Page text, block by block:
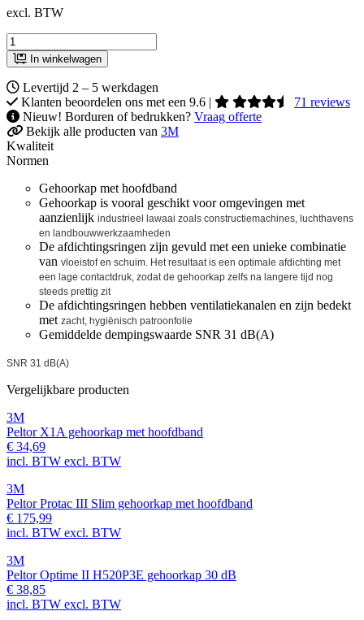
excl. BTW
In winkelwagen
Levertijd 2 – 5 werkdagen
Klanten beoordelen ons met een 9.6 |
71 reviews
Nieuw! Borduren of bedrukken? Vraag offerte
Bekijk alle producten van 3M
Kwaliteit
Normen
Gehoorkap met hoofdband
Gehoorkap is vooral geschikt voor omgevingen met
aanzienlijk industrieel lawaai zoals constructiemachines, luchthavens
en landbouwwerkzaamheden
De afdichtingsringen zijn gevuld met een unieke combinatie
van vloeistof en schuim. Het resultaat is een optimale afdichting met
een lage contactdruk, zodat de gehoorkap zelfs na langere tijd nog
steeds prettig zit
De afdichtingsringen hebben ventilatiekanalen en zijn bedekt
met zacht, hygiënisch patroonfolie
Gemiddelde dempingswaarde SNR 31 dB(A)
SNR 31 dB(A)
Vergelijkbare producten
3M
Peltor X1A gehoorkap met hoofdband
€ 34,69
incl. BTW excl. BTW
3M
Peltor Protac III Slim gehoorkap met hoofdband
€ 175,99
incl. BTW excl. BTW
3M
Peltor Optime II H520P3E gehoorkap 30 dB
€ 38,85
incl. BTW excl. BTW